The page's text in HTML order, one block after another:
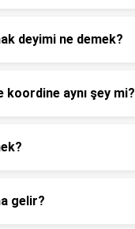
deyimi ne demek?
koordine aynı şey mi?
gelir?